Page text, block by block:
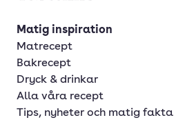
Matig inspiration
Matrecept
Bakrecept
Dryck & drinkar
Alla våra recept
Tips, nyheter och matig fakta